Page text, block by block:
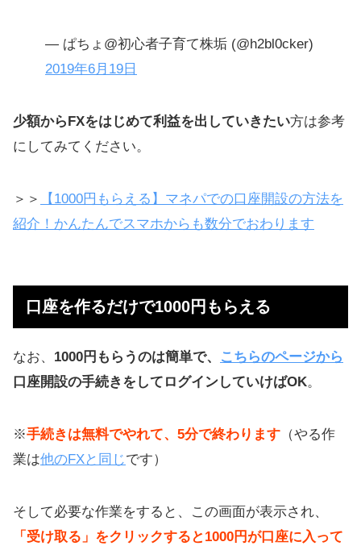
— ぱちょ@初心者子育て株垢 (@h2bl0cker)
2019年6月19日
少額からFXをはじめて利益を出していきたい方は参考
にしてみてください。
＞＞
【1000円もらえる】マネパでの口座開設の方法を
紹介！かんたんでスマホからも数分でおわります
口座を作るだけで1000円もらえる
なお、 1000円もらうのは簡単で、
こちらのページから
口座開設の手続きをしてログインしていけばOK。
※手続きは無料でやれて、5分で終わります （やる作
業は他のFXと同じです）
そして必要な作業をすると、この画面が表示され、
「受け取る」をクリックすると1000円が口座に入って